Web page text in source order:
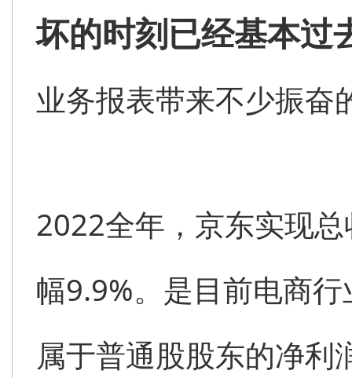
坏的时刻已经基本过
业务报表带来不少振奋
2022全年，京东实现
幅9.9%。是目前电商
属于普通股股东的净